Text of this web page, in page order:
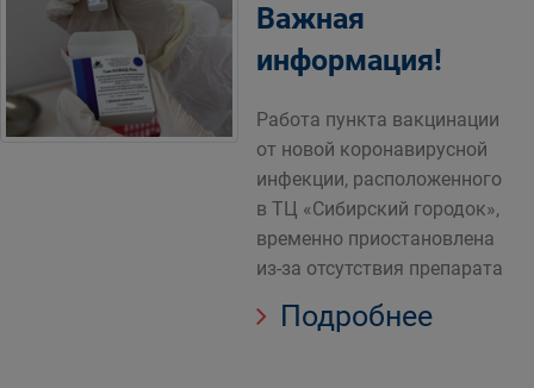
Важная
информация!
Работа пункта вакцинации
от новой коронавирусной
инфекции, расположенного
в ТЦ «Сибирский городок»,
временно приостановлена
из-за отсутствия препарата
Подробнее